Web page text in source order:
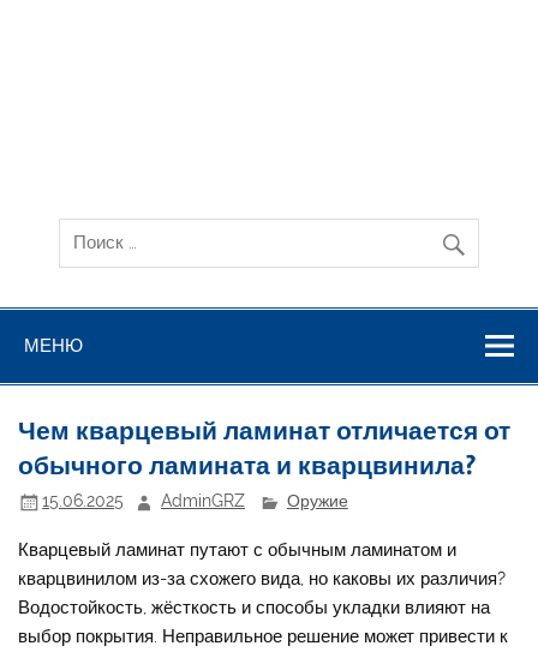
МЕНЮ
Чем кварцевый ламинат отличается от
обычного ламината и кварцвинила?
15.06.2025 AdminGRZ Оружие
Кварцевый ламинат путают с обычным ламинатом и
кварцвинилом из-за схожего вида, но каковы их различия?
Водостойкость, жёсткость и способы укладки влияют на
выбор покрытия. Неправильное решение может привести к